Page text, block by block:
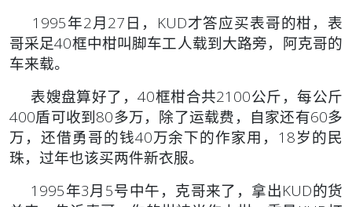
1995年2月27日，KUD才答应买表哥的柑，表
哥采足40框中柑叫脚车工人载到大路旁，阿克哥的
车来载。
表嫂盘算好了，40框柑合共2100公斤，每公斤
400盾可收到80多万，除了运载费，自家还有60多
万，还借勇哥的钱40万余下的作家用，18岁的民
珠，过年也该买两件新衣服。
1995年3月5号中午，克哥来了，拿出KUD的货